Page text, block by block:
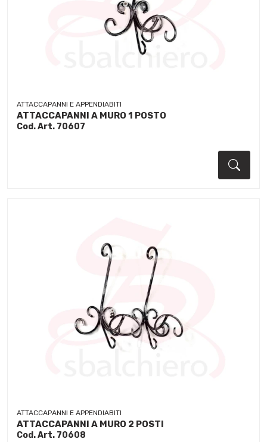
ATTACCAPANNI E APPENDIABITI
ATTACCAPANNI A MURO 1 POSTO
Cod. Art. 70607
ATTACCAPANNI E APPENDIABITI
ATTACCAPANNI A MURO 2 POSTI
Cod. Art. 70608